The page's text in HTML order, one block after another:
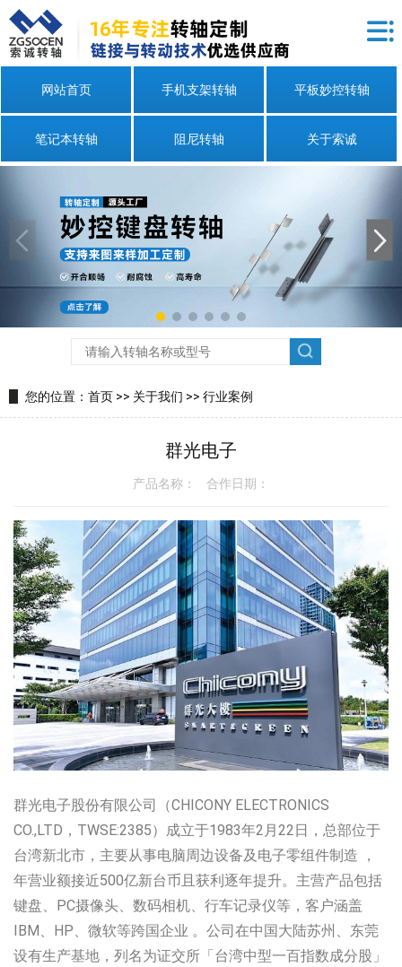
网站首页 手机支架转轴 平板妙控转轴
笔记本转轴 阻尼转轴 关于索诚
您的位置： 首页 >> 关于我们 >> 行业案例
群光电子
产品名称： 合作日期：
群光电子股份有限公司（CHICONY ELECTRONICS
CO.,LTD，TWSE:2385）成立于1983年2月22日，总部位于
台湾新北市，主要从事电脑周边设备及电子零组件制造 ，
年营业额接近500亿新台币且获利逐年提升。主营产品包括
键盘、PC摄像头、数码相机、行车记录仪等，客户涵盖
IBM、HP、微软等跨国企业 。公司在中国大陆苏州、东莞
设有生产基地，列名为证交所「台湾中型一百指数成分股」